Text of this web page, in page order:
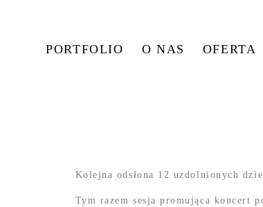
PORTFOLIO O NAS OFERTA
Kolejna odsłona 12 uzdolnionych
Tym razem sesja promująca koncert